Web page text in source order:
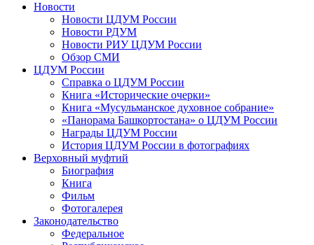
Новости
Новости ЦДУМ России
Новости РДУМ
Новости РИУ ЦДУМ России
Обзор СМИ
ЦДУМ России
Справка о ЦДУМ России
Книга «Исторические очерки»
Книга «Мусульманское духовное собрание»
«Панорама Башкортостана» о ЦДУМ России
Награды ЦДУМ России
История ЦДУМ России в фотографиях
Верховный муфтий
Биография
Книга
Фильм
Фотогалерея
Законодательство
Федеральное